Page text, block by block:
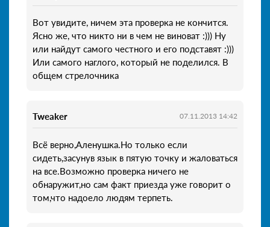
Вот увидите, ничем эта проверка не кончится.
Ясно же, что никто ни в чем не виноват :))) Ну
или найдут самого честного и его подставят :)))
Или самого наглого, который не поделился. В
общем стрелочника
Tweaker 07.11.2013 14:42
Всё верно,Аленушка.Но только если
сидеть,засунув язык в пятую точку и жаловаться
на все.Возможно проверка ничего не
обнаружит,но сам факт приезда уже говорит о
том,что надоело людям терпеть.